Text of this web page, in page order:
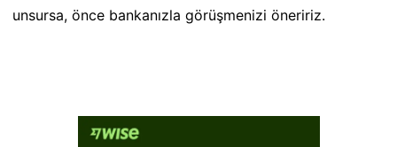
unsursa, önce bankanızla görüşmenizi öneririz.